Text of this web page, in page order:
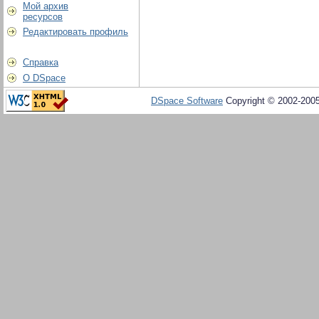
Мой архив
ресурсов
Редактировать профиль
Справка
О DSpace
DSpace Software Copyright © 2002-